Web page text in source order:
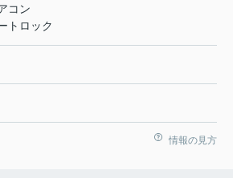
コン
トロック
情報の見方